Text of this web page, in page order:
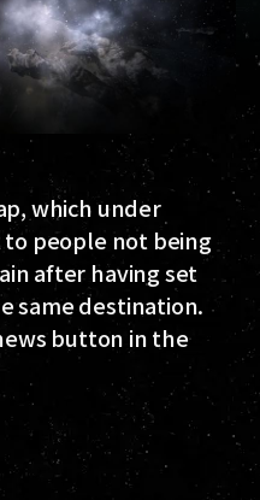
which under
to people not being
after having set
same destination.
button in the